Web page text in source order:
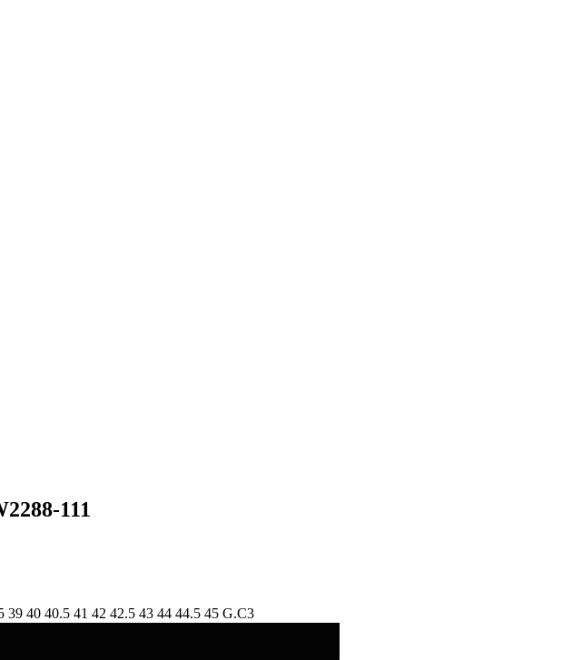
111
40 40.5 41 42 42.5 43 44 44.5 45 G.C3